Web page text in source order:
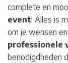
complete en
event! Alles is
om je wensen
professionele
benodigdheden